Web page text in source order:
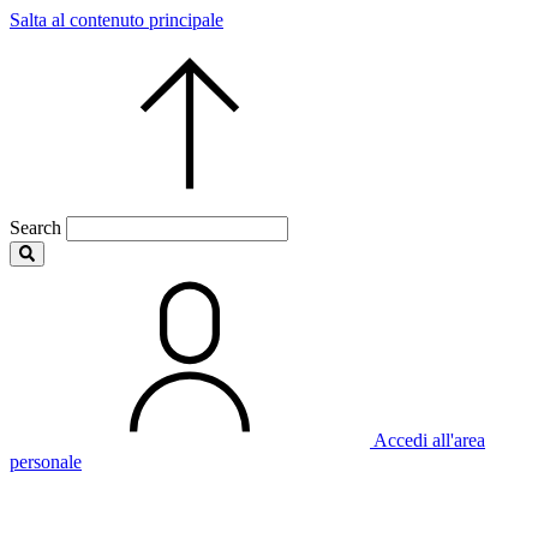
Salta al contenuto principale
Search
Accedi all'area
personale